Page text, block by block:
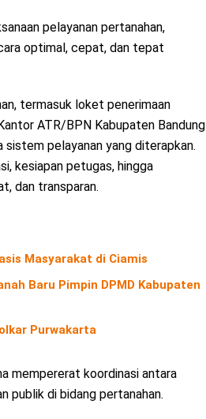
pelayanan pertanahan,
optimal, cepat, dan tepat
termasuk loket penerimaan
ATR/BPN Kabupaten Bandung
pelayanan yang diterapkan.
kesiapan petugas, hingga
dan transparan.
Masyarakat di Ciamis
Baru Pimpin DPMD Kabupaten
Purwakarta
mempererat koordinasi antara
publik di bidang pertanahan.